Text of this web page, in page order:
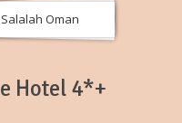
Hotel 4*+